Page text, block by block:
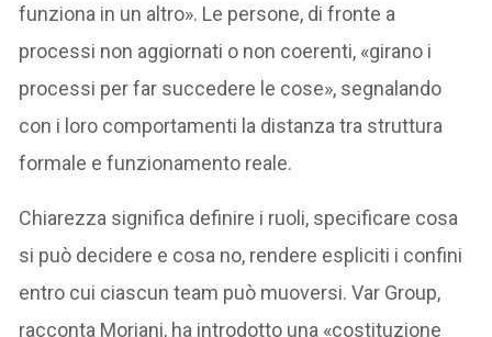
funziona in un altro». Le persone, di fronte a
processi non aggiornati o non coerenti, «girano i
processi per far succedere le cose», segnalando
con i loro comportamenti la distanza tra struttura
formale e funzionamento reale.
Chiarezza significa definire i ruoli, specificare cosa
si può decidere e cosa no, rendere espliciti i confini
entro cui ciascun team può muoversi. Var Group,
racconta Moriani, ha introdotto una «costituzione